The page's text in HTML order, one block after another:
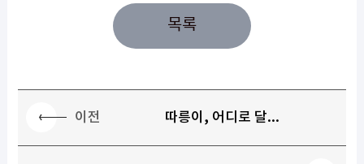
목록
이전 따릉이, 어디로 달...